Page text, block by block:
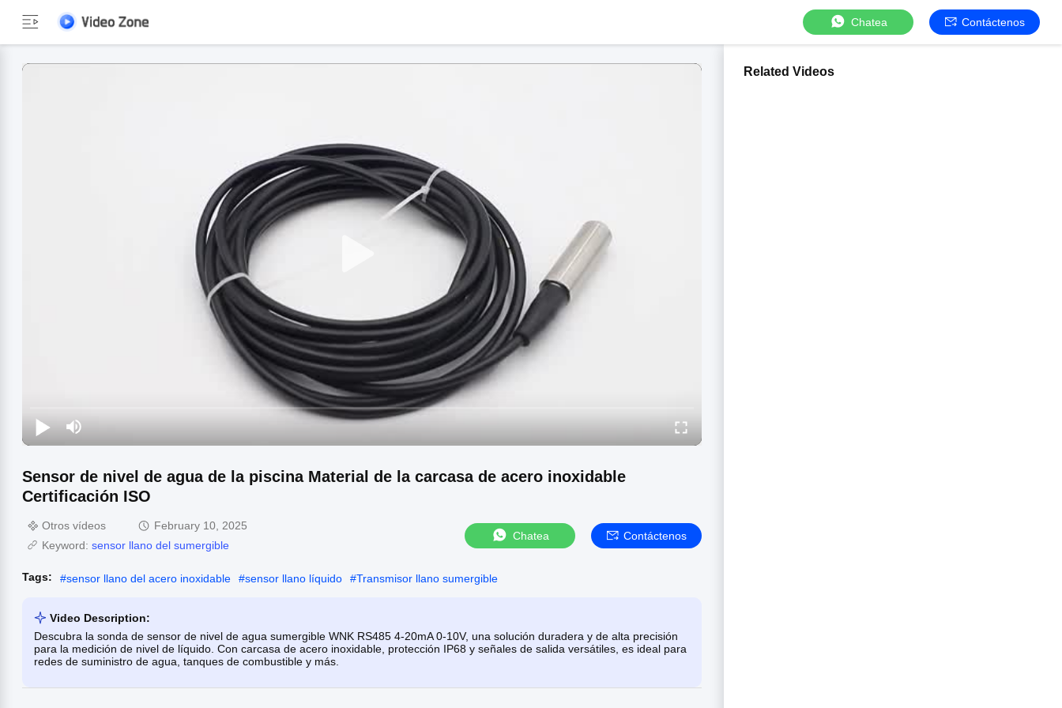
Chatea Contáctenos
Sensor de nivel de agua de la piscina Material de la carcasa de acero inoxidable
Certificación ISO
Otros vídeos
February 10, 2025
Keyword: sensor llano del sumergible
Chatea Contáctenos
Tags: #sensor llano del acero inoxidable #sensor llano líquido #Transmisor llano sumergible
Video Description:
Descubra la sonda de sensor de nivel de agua sumergible WNK RS485 4-20mA 0-10V, una solución duradera y de alta precisión
para la medición de nivel de líquido. Con carcasa de acero inoxidable, protección IP68 y señales de salida versátiles, es ideal para
redes de suministro de agua, tanques de combustible y más.
Related Videos